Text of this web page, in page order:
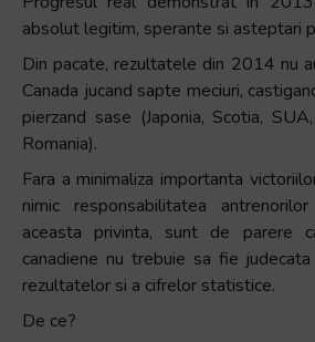
absolut legitim, sperante si asteptari
Din pacate, rezultatele din 2014 nu
Canada jucand sapte meciuri,
pierzand sase (Japonia, Scotia,
Romania).
Fara a minimaliza importanta
nimic responsabilitatea
aceasta privinta, sunt de parere
canadiene nu trebuie sa fie
rezultatelor si a cifrelor statistice.
De ce?